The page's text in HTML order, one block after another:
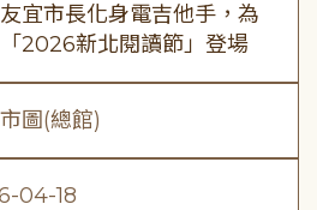
友宜市長化身電吉他手，為
2026新北閱讀節」登場
圖(總館)
04-18